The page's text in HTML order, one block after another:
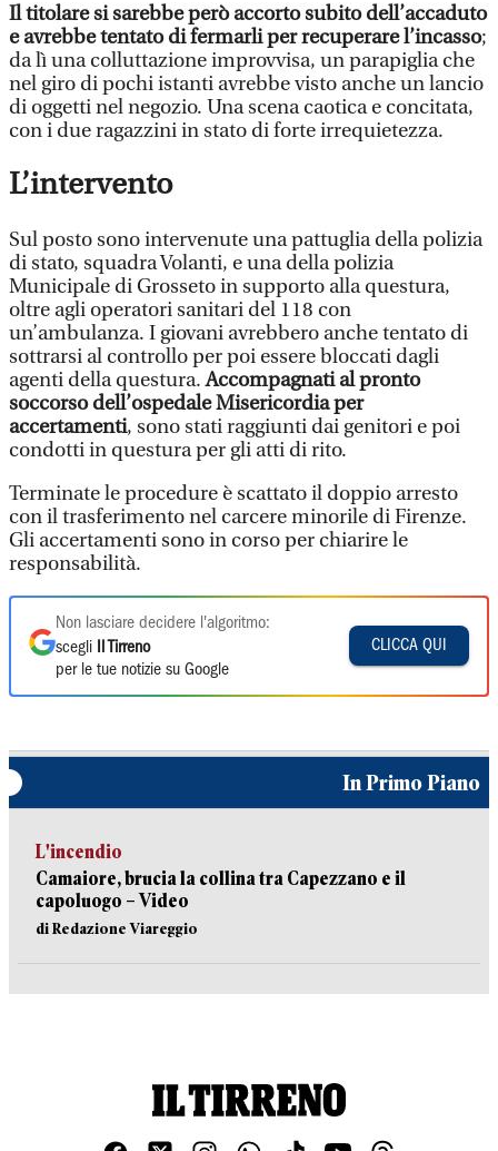
Il titolare si sarebbe però accorto subito dell’accaduto
e avrebbe tentato di fermarli per recuperare l’incasso;
da lì una colluttazione improvvisa, un parapiglia che
nel giro di pochi istanti avrebbe visto anche un lancio
di oggetti nel negozio. Una scena caotica e concitata,
con i due ragazzini in stato di forte irrequietezza.
L’intervento
Sul posto sono intervenute una pattuglia della polizia
di stato, squadra Volanti, e una della polizia
Municipale di Grosseto in supporto alla questura,
oltre agli operatori sanitari del 118 con
un’ambulanza. I giovani avrebbero anche tentato di
sottrarsi al controllo per poi essere bloccati dagli
agenti della questura.Accompagnati al pronto
soccorso dell’ospedale Misericordia per
accertamenti, sono stati raggiunti dai genitori e poi
condotti in questura per gli atti di rito.
Terminate le procedure è scattato il doppio arresto
con il trasferimento nel carcere minorile di Firenze.
Gli accertamenti sono in corso per chiarire le
responsabilità.
Non lasciare decidere l'algoritmo:
scegli
Il Tirreno
per le tue notizie su Google
CLICCA QUI
In Primo Piano
L'incendio
Camaiore, brucia la collina tra Capezzano e il
capoluogo – Video
di Redazione Viareggio